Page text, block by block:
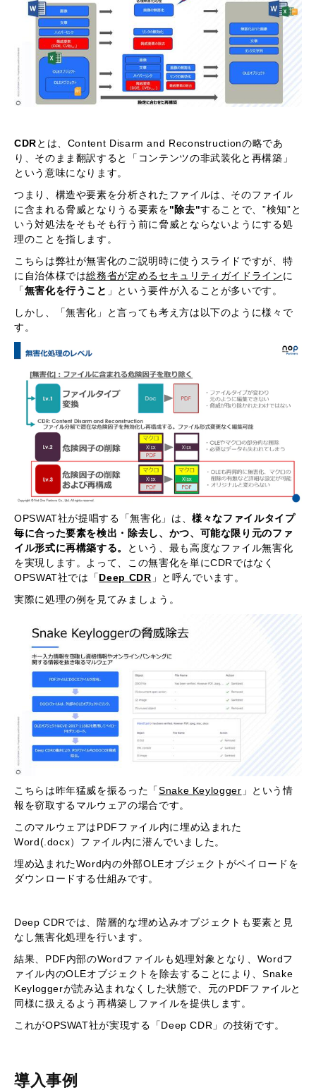
CDRとは、Content Disarm and Reconstructionの略であ
り、そのまま翻訳すると「コンテンツの非武装化と再構築」
という意味になります。
つまり、構造や要素を分析されたファイルは、そのファイル
に含まれる脅威となりうる要素を"除去"することで、”検知”と
いう対処法をそもそも行う前に脅威とならないようにする処
理のことを指します。
こちらは弊社が無害化のご説明時に使うスライドですが、特
に自治体様では総務省が定めるセキュリティガイドラインに
「無害化を行うこと 」という要件が入ることが多いです。
しかし、「無害化」と言っても考え方は以下のように様々で
す。
OPSWAT社が提唱する「無害化」は、様々なファイルタイプ
毎に合った要素を検出・除去し、かつ、可能な限り元のファ
イル形式に再構築する。
という、最も高度なファイル無害化
を実現します。よって、この無害化を単にCDRではなく
OPSWAT社では「Deep CDR 」と呼んでいます。
実際に処理の例を見てみましょう。
こちらは昨年猛威を振るった「Snake Keylogger 」という情
報を窃取するマルウェアの場合です。
このマルウェアはPDFファイル内に埋め込まれた
Word(.docx）ファイル内に潜んでいました。
埋め込まれたWord内の外部OLEオブジェクトがペイロードを
ダウンロードする仕組みです。
Deep CDRでは、階層的な埋め込みオブジェクトも要素と見
なし無害化処理を行います。
結果、PDF内部のWordファイルも処理対象となり、Wordフ
ァイル内のOLEオブジェクトを除去することにより、Snake
Keyloggerが読み込まれなくした状態で、元のPDFファイルと
同様に扱えるよう再構築しファイルを提供します。
これがOPSWAT社が実現する「Deep CDR」の技術です。
導入事例